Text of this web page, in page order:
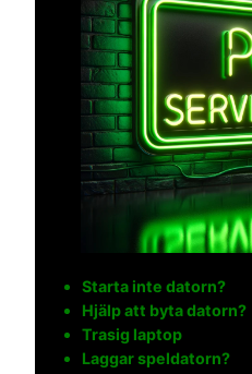
Starta inte datorn?
Hjälp att byta datorn?
Trasig laptop
Laggar speldatorn?